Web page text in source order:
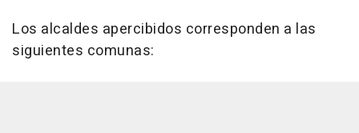
Los alcaldes apercibidos corresponden a las
siguientes comunas: